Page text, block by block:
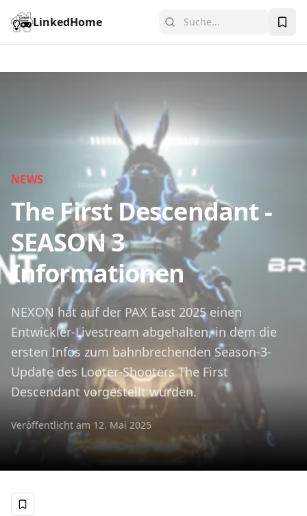
LinkedHome
NEWS
The First Descendant -
SEASON 3
Informationen
NEXON hat auf der PAX East 2025 einen
Entwickler-Livestream abgehalten, in dem die
ersten Infos zum bahnbrechenden Season-3-
Update des Looter-Shooters The First
Descendant vorgestellt wurden.
Veröffentlicht am 12. Mai 2025